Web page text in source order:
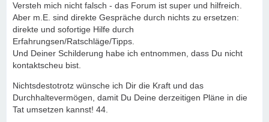
Versteh mich nicht falsch - das Forum ist super und hilfreich.
Aber m.E. sind direkte Gespräche durch nichts zu ersetzen:
direkte und sofortige Hilfe durch
Erfahrungsen/Ratschläge/Tipps.
Und Deiner Schilderung habe ich entnommen, dass Du nicht
kontaktscheu bist.
Nichtsdestotrotz wünsche ich Dir die Kraft und das
Durchhaltevermögen, damit Du Deine derzeitigen Pläne in die
Tat umsetzen kannst! 44.